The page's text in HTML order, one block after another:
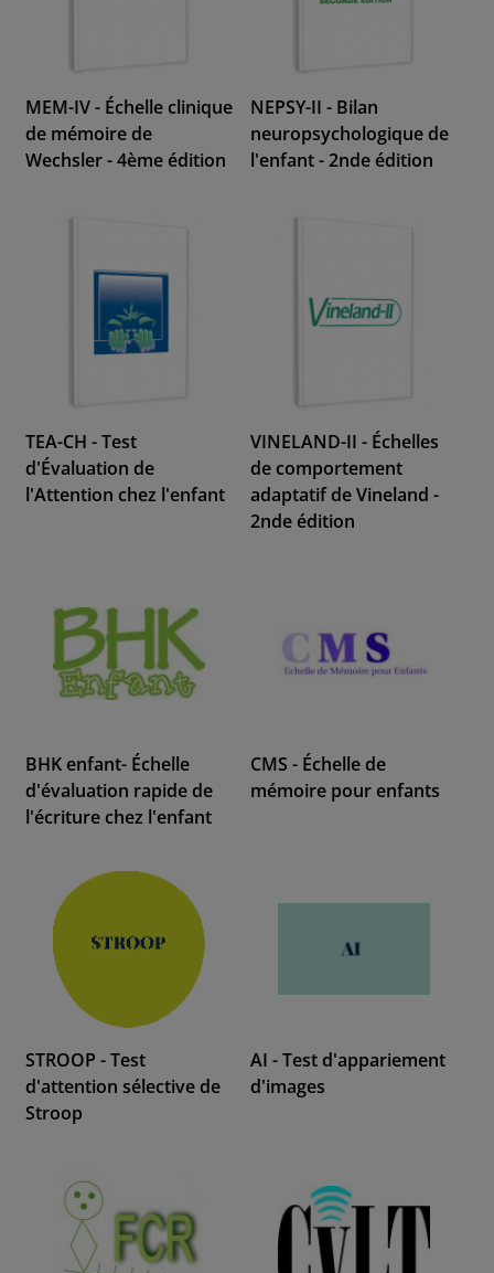
MEM-IV - Échelle clinique
de mémoire de
Wechsler - 4ème édition
NEPSY-II - Bilan
neuropsychologique de
l'enfant - 2nde édition
TEA-CH - Test
d'Évaluation de
l'Attention chez l'enfant
VINELAND-II - Échelles
de comportement
adaptatif de Vineland -
2nde édition
BHK enfant- Échelle
d'évaluation rapide de
l'écriture chez l'enfant
CMS - Échelle de
mémoire pour enfants
STROOP - Test
d'attention sélective de
Stroop
AI - Test d'appariement
d'images